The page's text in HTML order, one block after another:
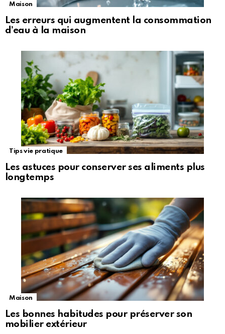
Maison
Les erreurs qui augmentent la consommation
d’eau à la maison
Tips vie pratique
Les astuces pour conserver ses aliments plus
longtemps
Maison
Les bonnes habitudes pour préserver son
mobilier extérieur